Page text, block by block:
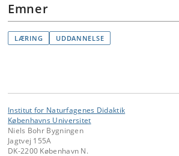
Emner
LÆRING UDDANNELSE
Institut for Naturfagenes Didaktik
Københavns Universitet
Niels Bohr Bygningen
Jagtvej 155A
DK-2200 København N.